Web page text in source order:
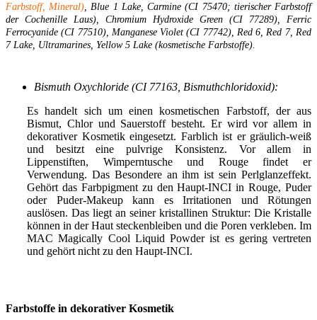
Farbstoff, Mineral) , Blue 1 Lake, Carmine (CI 75470; tierischer Farbstoff
der Cochenille Laus), Chromium Hydroxide Green (CI 77289), Ferric
Ferrocyanide (CI 77510), Manganese Violet (CI 77742), Red 6, Red 7, Red
7 Lake, Ultramarines, Yellow 5 Lake (kosmetische Farbstoffe).
Bismuth Oxychloride (CI 77163, Bismuthchloridoxid):
Es handelt sich um einen kosmetischen Farbstoff, der aus
Bismut, Chlor und Sauerstoff besteht. Er wird vor allem in
dekorativer Kosmetik eingesetzt. Farblich ist er gräulich-weiß
und besitzt eine pulvrige Konsistenz. Vor allem in
Lippenstiften, Wimperntusche und Rouge findet er
Verwendung. Das Besondere an ihm ist sein Perlglanzeffekt.
Gehört das Farbpigment zu den Haupt-INCI in Rouge, Puder
oder Puder-Makeup kann es Irritationen und Rötungen
auslösen. Das liegt an seiner kristallinen Struktur: Die Kristalle
können in der Haut steckenbleiben und die Poren verkleben. Im
MAC Magically Cool Liquid Powder ist es gering vertreten
und gehört nicht zu den Haupt-INCI.
Farbstoffe in dekorativer Kosmetik